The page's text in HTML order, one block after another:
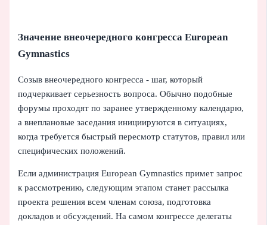
Значение внеочередного конгресса European
Gymnastics
Созыв внеочередного конгресса - шаг, который
подчеркивает серьезность вопроса. Обычно подобные
форумы проходят по заранее утвержденному календарю,
а внеплановые заседания инициируются в ситуациях,
когда требуется быстрый пересмотр статутов, правил или
специфических положений.
Если администрация European Gymnastics примет запрос
к рассмотрению, следующим этапом станет рассылка
проекта решения всем членам союза, подготовка
докладов и обсуждений. На самом конгрессе делегаты